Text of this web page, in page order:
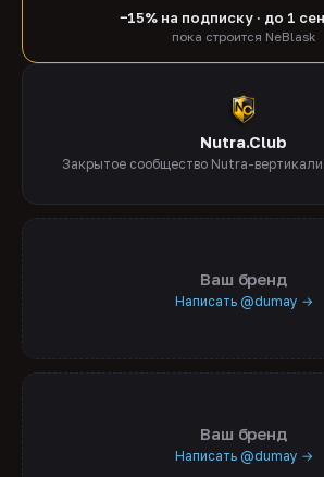
−15% на подписку · до 1
пока строится NeBlask
Nutra.Club
Закрытое сообщество Nutra-
Ваш бренд
Написать @dumay →
Ваш бренд
Написать @dumay →